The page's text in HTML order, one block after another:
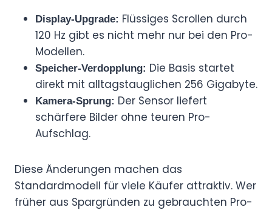
Display-Upgrade: Flüssiges Scrollen durch
120 Hz gibt es nicht mehr nur bei den Pro-
Modellen.
Speicher-Verdopplung: Die Basis startet
direkt mit alltagstauglichen 256 Gigabyte.
Kamera-Sprung: Der Sensor liefert
schärfere Bilder ohne teuren Pro-
Aufschlag.
Diese Änderungen machen das
Standardmodell für viele Käufer attraktiv. Wer
früher aus Spargründen zu gebrauchten Pro-